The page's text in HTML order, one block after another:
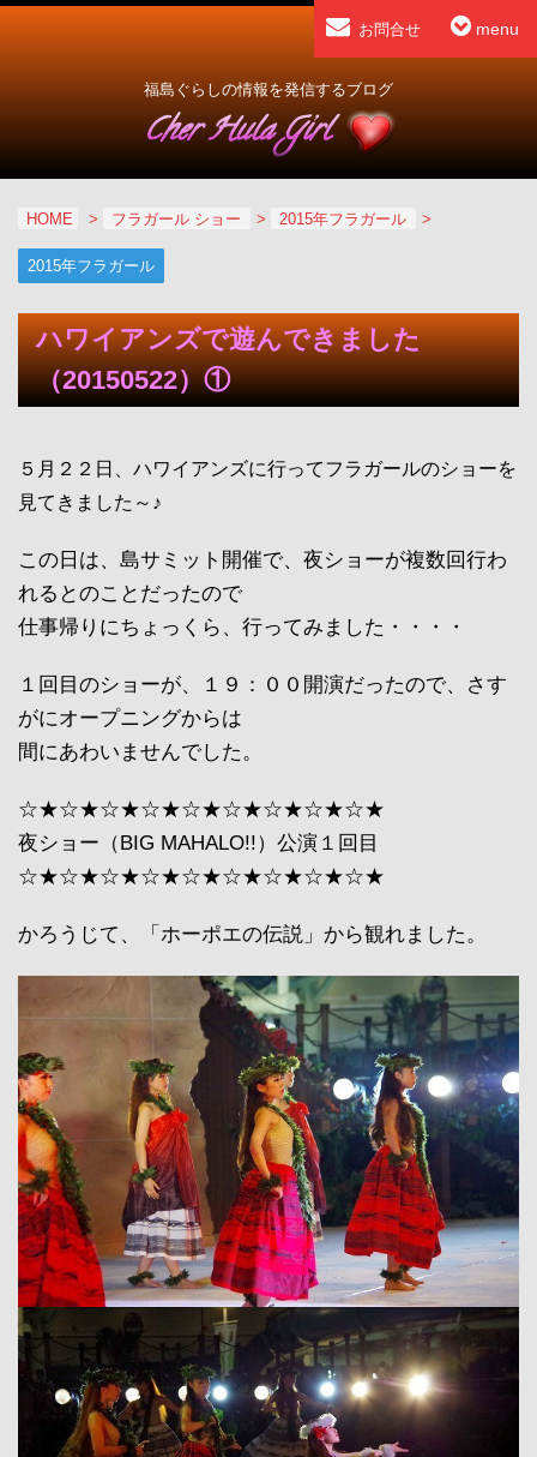
menu
お問合せ
福島ぐらしの情報を発信するブログ
HOME > フラガール ショー > 2015年フラガール >
2015年フラガール
ハワイアンズで遊んできました
（20150522）①
５月２２日、ハワイアンズに行ってフラガールのショーを
見てきました～♪
この日は、島サミット開催で、夜ショーが複数回行わ
れるとのことだったので
仕事帰りにちょっくら、行ってみました・・・・
１回目のショーが、１９：００開演だったので、さす
がにオープニングからは
間にあわいませんでした。
☆★☆★☆★☆★☆★☆★☆★☆★☆★
夜ショー（BIG MAHALO!!）公演１回目
☆★☆★☆★☆★☆★☆★☆★☆★☆★
かろうじて、「ホーポエの伝説」から観れました。